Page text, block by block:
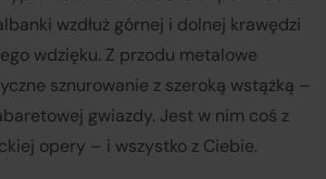
wzdłuż górnej i dolnej krawędzi
wdzięku. Z przodu metalowe
sznurowanie z szeroką wstążką –
gwiazdy. Jest w nim coś z
opery – i wszystko z Ciebie.